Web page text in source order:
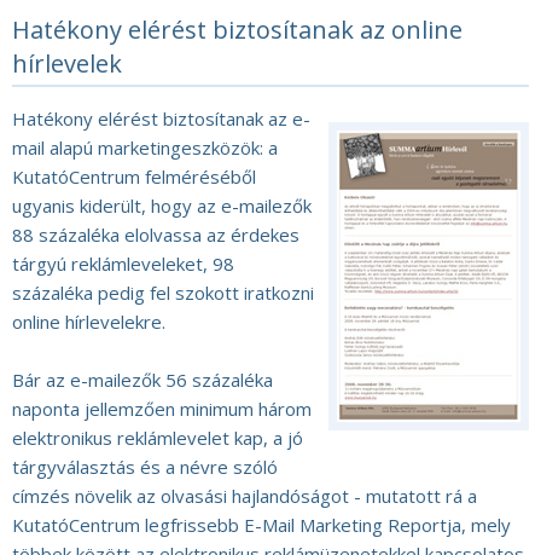
Hatékony elérést biztosítanak az online
hírlevelek
Hatékony elérést biztosítanak az e-
mail alapú marketingeszközök: a
KutatóCentrum felméréséből
ugyanis kiderült, hogy az e-mailezők
88 százaléka elolvassa az érdekes
tárgyú reklámleveleket, 98
százaléka pedig fel szokott iratkozni
online hírlevelekre.
Bár az e-mailezők 56 százaléka
naponta jellemzően minimum három
elektronikus reklámlevelet kap, a jó
tárgyválasztás és a névre szóló
címzés növelik az olvasási hajlandóságot - mutatott rá a
KutatóCentrum legfrissebb E-Mail Marketing Reportja, mely